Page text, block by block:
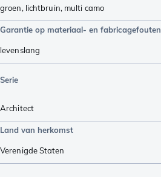
groen, lichtbruin, multi camo
Garantie op materiaal- en fabricagefouten
levenslang
Serie
Architect
Land van herkomst
Verenigde Staten